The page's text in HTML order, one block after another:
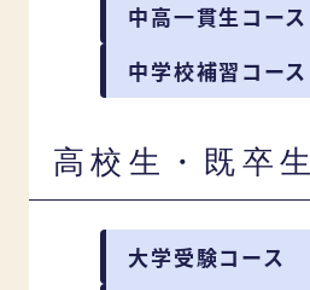
中高一貫生コース
中学校補習コース
高校生・既卒生
大学受験コース